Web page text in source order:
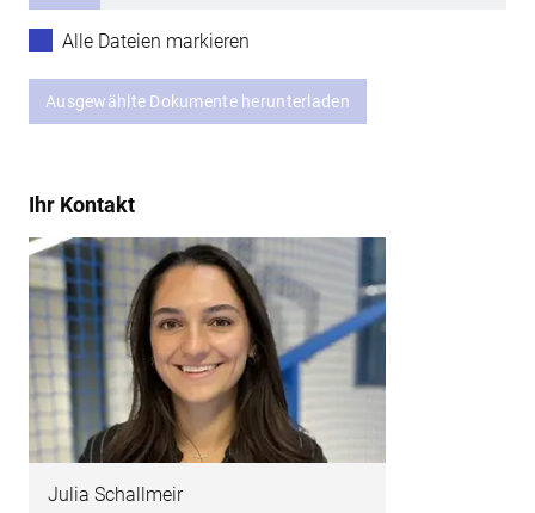
Alle Dateien markieren
Ausgewählte Dokumente herunterladen
Ihr Kontakt
Julia Schallmeir